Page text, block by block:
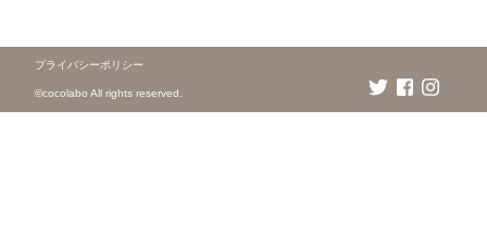
プライバシーポリシー
©️cocolabo All rights reserved.